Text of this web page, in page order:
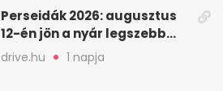
Perseidák 2026: augusztus
12-én jön a nyár legszebb
csillaghullása
drive.hu 1 napja